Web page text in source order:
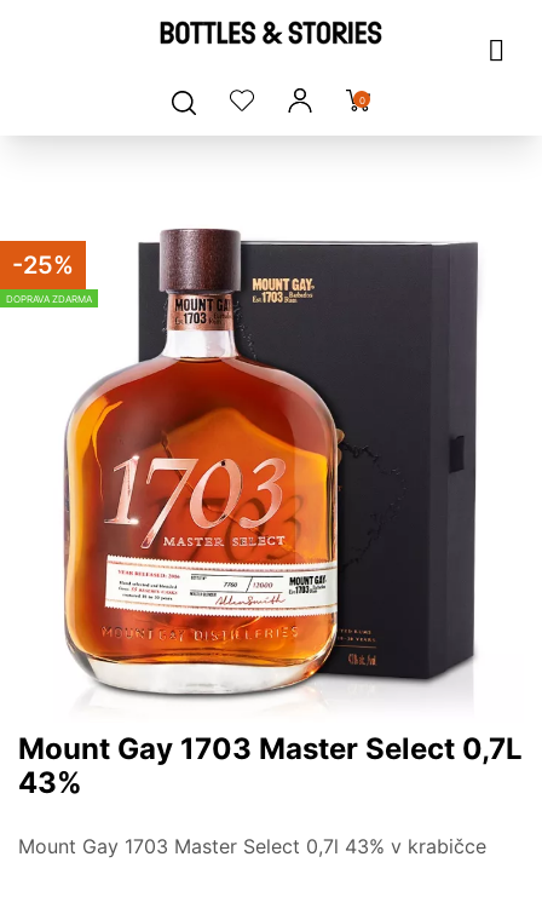
0
-25%
DOPRAVA ZDARMA
Mount Gay 1703 Master Select 0,7L
43%
Mount Gay 1703 Master Select 0,7l 43% v krabičce